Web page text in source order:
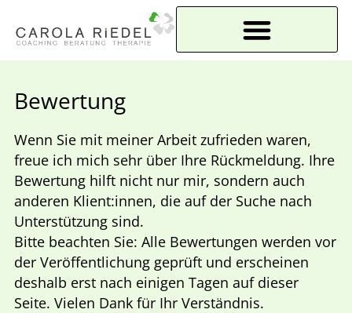
Bewertung
Wenn Sie mit meiner Arbeit zufrieden waren,
freue ich mich sehr über Ihre Rückmeldung. Ihre
Bewertung hilft nicht nur mir, sondern auch
anderen Klient:innen, die auf der Suche nach
Unterstützung sind.
Bitte beachten Sie: Alle Bewertungen werden vor
der Veröffentlichung geprüft und erscheinen
deshalb erst nach einigen Tagen auf dieser
Seite. Vielen Dank für Ihr Verständnis.